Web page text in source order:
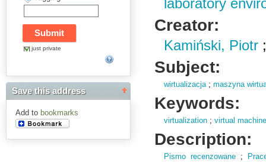
just private
Save this address
Add to bookmarks
laboratory
Creator:
Kamiński, Piotr
Subject:
wirtualizacja;maszyna
Keywords:
virtualization ;virtual
Description:
Pismo recenzowane ;